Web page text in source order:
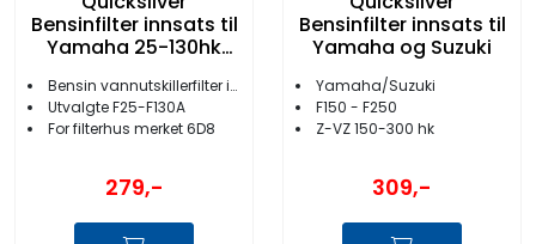
Bensinfilter innsats til
Yamaha 25-130hk
Bensin vannutskillerfilter inline
Utvalgte F25-F130A
For filterhus merket 6D8
279,-
Bensinfilter innsats til
Yamaha og Suzuki
Yamaha/Suzuki
F150 - F250
Z-VZ 150-300 hk
309,-